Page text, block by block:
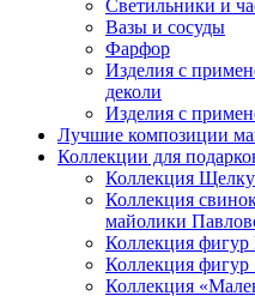
Светильники и
Вазы и сосуды
Фарфор
Изделия с
деколи
Изделия с
Лучшие композиции
Коллекции для
Коллекция
Коллекция
майолики
Коллекция фигур
Коллекция
Коллекция